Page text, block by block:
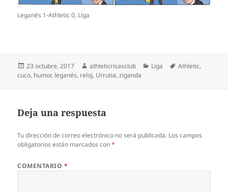
Leganés 1-Athletic 0, Liga
Publicado
el
23 octubre, 2017 Autor
athleticrisasclub Categorías
Liga Etiquetas
Athletic,
cuco, humor, leganés, reloj, Urrutia,ziganda
Deja una respuesta
Tu dirección de correo electrónico no será publicada. Los campos
obligatorios están marcados con*
COMENTARIO *